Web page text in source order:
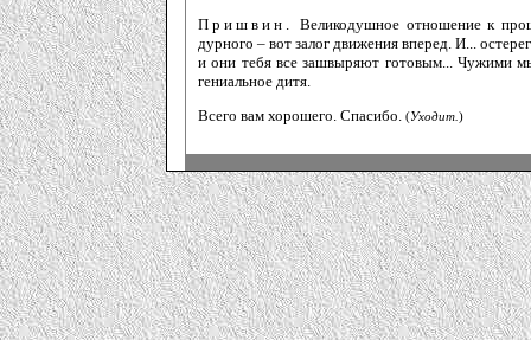
Пришвин. Великодушное отношение к
дурного – вот залог движения вперед. И...
и они тебя все зашвыряют готовым... Чужими
гениальное дитя.
Всего вам хорошего. Спасибо. (Уходит.)